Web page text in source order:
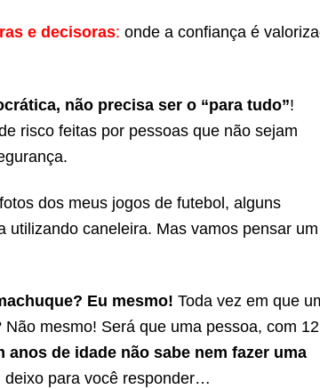
e decisoras: onde a confiança é
não precisa ser o “para tudo”!
risco feitas por pessoas que não sejam
dos meus jogos de futebol, alguns
utilizando caneleira. Mas vamos pensar um
Eu mesmo! Toda vez em que
mesmo! Será que uma pessoa, com 12
anos de idade não sabe nem fazer uma
deixo para você responder…